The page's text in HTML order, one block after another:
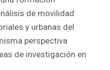
de movilidad
y urbanas del
perspectiva
de investigación en